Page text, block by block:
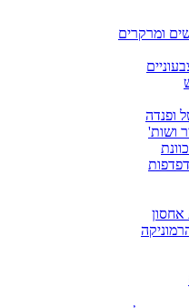
ומרקרים
ופנדה
ושות'
אחסון